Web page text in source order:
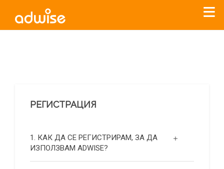
РЕГИСТРАЦИЯ
1. КАК ДА СЕ РЕГИСТРИРАМ, ЗА ДА
ИЗПОЛЗВАМ ADWISE?